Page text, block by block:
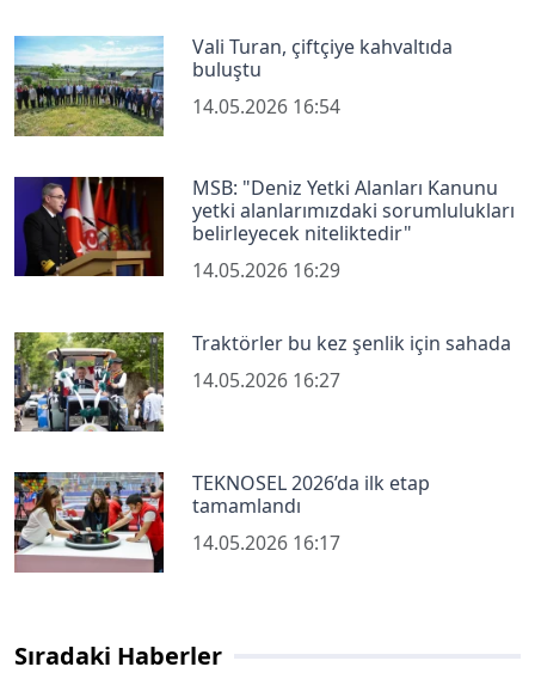
Vali Turan, çiftçiye kahvaltıda
buluştu
14.05.2026 16:54
MSB: "Deniz Yetki Alanları Kanunu
yetki alanlarımızdaki sorumlulukları
belirleyecek niteliktedir"
14.05.2026 16:29
Traktörler bu kez şenlik için sahada
14.05.2026 16:27
TEKNOSEL 2026’da ilk etap
tamamlandı
14.05.2026 16:17
Sıradaki Haberler